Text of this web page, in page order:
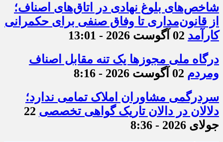
شاخص‌های بلوغ نهادی در اتاق‌های اصناف؛
از قانون‌مداری تا وفاق صنفی برای حکمرانی
کارآمد 02 آگوست 2026 - 13:01
درگاه ملی مجوزها یک تنه مقابل اصناف
ومردم 02 آگوست 2026 - 8:16
سردرگمی مشاوران املاک تمامی ندارد؛
دلالان در دالان تاریک گواهی تخصصی 22
جولای 2026 - 8:36